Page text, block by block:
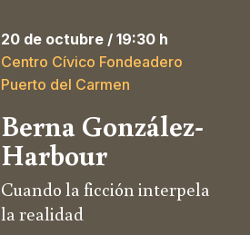
20 de octubre / 19:30 h
Centro Cívico Fondeadero
Puerto del Carmen
Berna González-
Harbour
Cuando la ficción interpela
la realidad